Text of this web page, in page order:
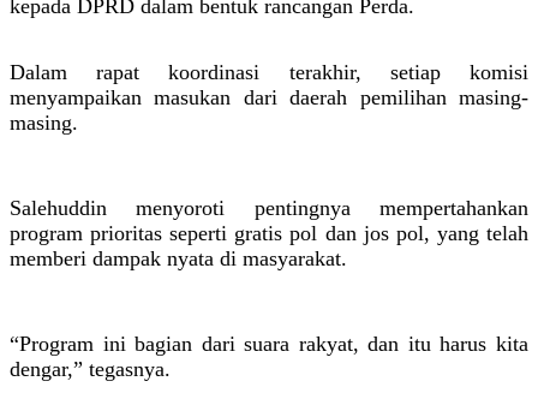
kepada DPRD dalam bentuk rancangan Perda.
Dalam rapat koordinasi terakhir, setiap komisi
menyampaikan masukan dari daerah pemilihan masing-
masing.
Salehuddin menyoroti pentingnya mempertahankan
program prioritas seperti gratis pol dan jos pol, yang telah
memberi dampak nyata di masyarakat.
“Program ini bagian dari suara rakyat, dan itu harus kita
dengar,” tegasnya.